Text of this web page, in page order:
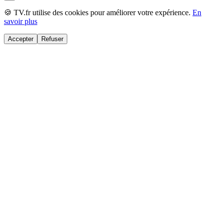
🍪 TV.fr utilise des cookies pour améliorer votre expérience. En
savoir plus
Accepter Refuser